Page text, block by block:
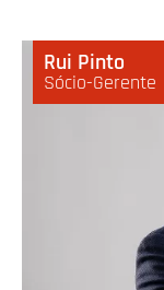
Rui Pinto
Sócio-Gerente